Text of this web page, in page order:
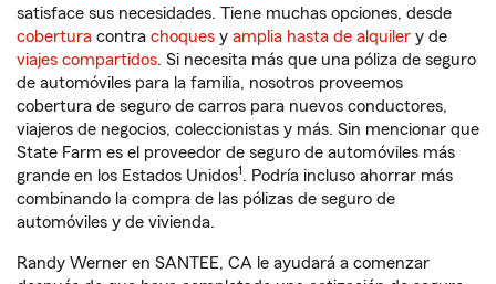
satisface sus necesidades. Tiene muchas opciones, desde
cobertura contra choques y amplia hasta de alquiler y de
viajes compartidos. Si necesita más que una póliza de seguro
de automóviles para la familia, nosotros proveemos
cobertura de seguro de carros para nuevos conductores,
viajeros de negocios, coleccionistas y más. Sin mencionar que
State Farm es el proveedor de seguro de automóviles más
grande en los Estados Unidos1. Podría incluso ahorrar más
combinando la compra de las pólizas de seguro de
automóviles y de vivienda.
Randy Werner en SANTEE, CA le ayudará a comenzar